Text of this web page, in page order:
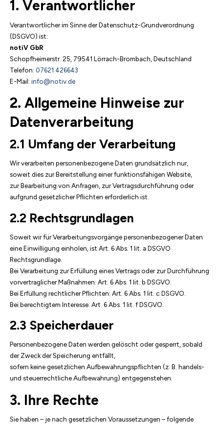
1. Verantwortlicher
Verantwortlicher im Sinne der Datenschutz-Grundverordnung
(DSGVO) ist:
notiV GbR
Schopfheimerstr. 25, 79541 Lörrach-Brombach, Deutschland
Telefon: 07621 426643
E-Mail: info@notiv.de
2. Allgemeine Hinweise zur
Datenverarbeitung
2.1 Umfang der Verarbeitung
Wir verarbeiten personenbezogene Daten grundsätzlich nur,
soweit dies zur Bereitstellung einer funktionsfähigen Website,
zur Bearbeitung von Anfragen, zur Vertragsdurchführung oder
aufgrund gesetzlicher Pflichten erforderlich ist.
2.2 Rechtsgrundlagen
Soweit wir für Verarbeitungsvorgänge personenbezogener Daten
eine Einwilligung einholen, ist Art. 6 Abs. 1 lit. a DSGVO
Rechtsgrundlage.
Bei Verarbeitung zur Erfüllung eines Vertrags oder zur Durchführung
vorvertraglicher Maßnahmen: Art. 6 Abs. 1 lit. b DSGVO.
Bei Erfüllung rechtlicher Pflichten: Art. 6 Abs. 1 lit. c DSGVO.
Bei berechtigtem Interesse: Art. 6 Abs. 1 lit. f DSGVO.
2.3 Speicherdauer
Personenbezogene Daten werden gelöscht oder gesperrt, sobald
der Zweck der Speicherung entfällt,
sofern keine gesetzlichen Aufbewahrungspflichten (z. B. handels-
und steuerrechtliche Aufbewahrung) entgegenstehen.
3. Ihre Rechte
Sie haben – je nach gesetzlichen Voraussetzungen – folgende